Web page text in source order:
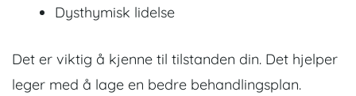
Dysthymisk lidelse
Det er viktig å kjenne til tilstanden din. Det hjelper
leger med å lage en bedre behandlingsplan.